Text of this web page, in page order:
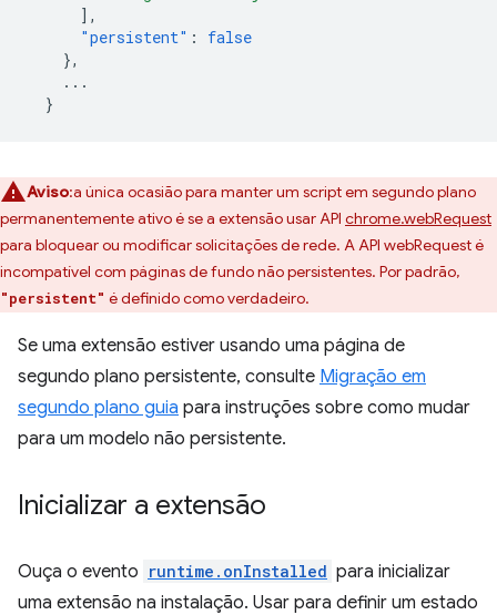
],
"persistent" :
false
},
...
}
Aviso:a única ocasião para manter um script em segundo plano
permanentemente ativo é se a extensão usar API chrome.webRequest
para bloquear ou modificar solicitações de rede. A API webRequest é
incompatível com páginas de fundo não persistentes. Por padrão,
"persistent" é definido como verdadeiro.
Se uma extensão estiver usando uma página de
segundo plano persistente, consulte Migração em
segundo plano guia para instruções sobre como mudar
para um modelo não persistente.
Inicializar a extensão
Ouça o evento runtime.onInstalled para inicializar
uma extensão na instalação. Usar para definir um estado